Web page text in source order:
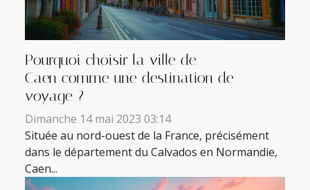
Pourquoi choisir la ville de
Caen comme une destination de
voyage ?
Dimanche 14 mai 2023 03:14
Située au nord-ouest de la France, précisément
dans le département du Calvados en Normandie,
Caen...